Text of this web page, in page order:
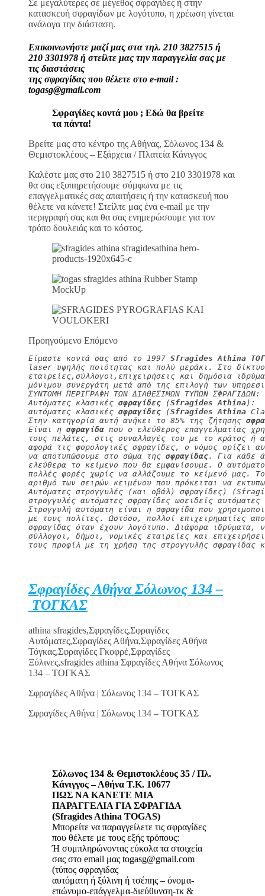
Σε μεγαλύτερες σε μέγεθος σφραγίδες ή στην
κατασκευή σφραγίδων με λογότυπο, η χρέωση γίνεται
ανάλογα την διάσταση.
Επικοινωνήστε μαζί μας στα τηλ. 210 3827515 ή
210 3301978 ή στείλτε μας την παραγγελία σας με
τις διαστάσεις
της σφραγίδας που θέλετε στο e-mail :
togasg@gmail.com
Σφραγίδες κοντά μου ; Εδώ θα βρείτε
τα πάντα!
Βρείτε μας στο κέντρο της Αθήνας, Σόλωνος 134 &
Θεμιστοκλέους – Εξάρχεια / Πλατεία Κάνιγγος
Καλέστε μας στο 210 3827515 ή στο 210 3301978 και
θα σας εξυπηρετήσουμε σύμφωνα με τις
επαγγελματικές σας απαιτήσεις ή την κατασκευή που
θέλετε να κάνετε! Στείλτε μας ένα e-mail με την
περιγραφή σας και θα σας ενημερώσουμε για τον
τρόπο δουλειάς και το κόστος.
Προηγούμενο Επόμενο
Είμαστε κοντά σας από το 1997 Sfragides Athina
laser υψηλής ποιότητας και πολύ μεράκι. Στο
εταιρείες,σύλλογοι,επιχειρήσεις και δημόσια
μόνιμου συνεργάτη μετά από της επιλογή των
ΣΥΝΤΟΜΗ ΠΕΡΙΓΡΑΦΗ ΤΩΝ ΔΙΑΘΕΣΙΜΩΝ ΤΥΠΩΝ ΣΦΡΑΓΙΔΩΝ:
Αυτόματες κλασικές σφραγίδες (Sfragides Athina):
αυτόματες κλασικές σφραγίδες (Sfragides Athina
Στην κατηγορία αυτή ανήκει το 85% της ζήτησης
Είναι η σφραγίδα που ο ελεύθερος επαγγελματίας
τους πελάτες, στις συναλλαγές του με το κράτος ή
αφορά τις φορολογικές σφραγίδες, ο νόμος ορίζει
να αποτυπώσουμε στο σώμα της σφραγίδας. Για κάθε
ελεύθερα το κείμενο που θα εμφανίσουμε. Ο
πολλές φορές χωρίς να αλλάζουμε το κείμενό μας.
αριθμό των σειρών κειμένου που πρόκειται να
Αυτόματες στρογγυλές (και οβάλ) σφραγίδες)
στρογγυλές αυτόματες σφραγίδες ωοειδείς αυτόματες
Στρογγυλή αυτόματη είναι η σφραγίδα που
με τους πολίτες. Ωστόσο, πολλοί επιχειρηματίες
σφραγίδας όταν έχουν λογότυπο. Διάφορα ιδρύματα,
σύλλογοι, δήμοι, νομικές εταιρείες και
τους προφίλ με τη χρήση της στρογγυλής
Σφραγίδες Αθήνα Σόλωνος 134 –
ΤΟΓΚΑΣ
athina sfragides,Σφραγίδες,Σφραγίδες
Αυτόματες,Σφραγίδες Αθήνα,Σφραγίδες Αθήνα
Τόγκας,Σφραγίδες Γκοφρέ,Σφραγίδες
Ξύλινες,sfragides athina Σφραγίδες Αθήνα Σόλωνος
134 – ΤΟΓΚΑΣ
Σφραγίδες Αθήνα | Σόλωνος 134 – ΤΟΓΚΑΣ
Σφραγίδες Αθήνα | Σόλωνος 134 – ΤΟΓΚΑΣ
Σόλωνος 134 & Θεμιστοκλέους 35 / Πλ.
Κάνιγγος – Αθήνα Τ.Κ. 10677
ΠΩΣ ΝΑ ΚΑΝΕΤΕ ΜΙΑ
ΠΑΡΑΓΓΕΛΙΑ ΓΙΑ ΣΦΡΑΓΙΔΑ
(Sfragides Athina TOGAS)
Μπορείτε να παραγγείλετε τις σφραγίδες
που θέλετε με τους εξής τρόπους:
Ή συμπληρώνοντας εύκολα τα στοιχεία
σας στο email μας togasg@gmail.com
(τύπος σφραγιδας
αυτόματη ή ξύλινη ή τσέπης – όνομα-
επώνυμο-επάγγελμα-διεύθυνση-τκ &